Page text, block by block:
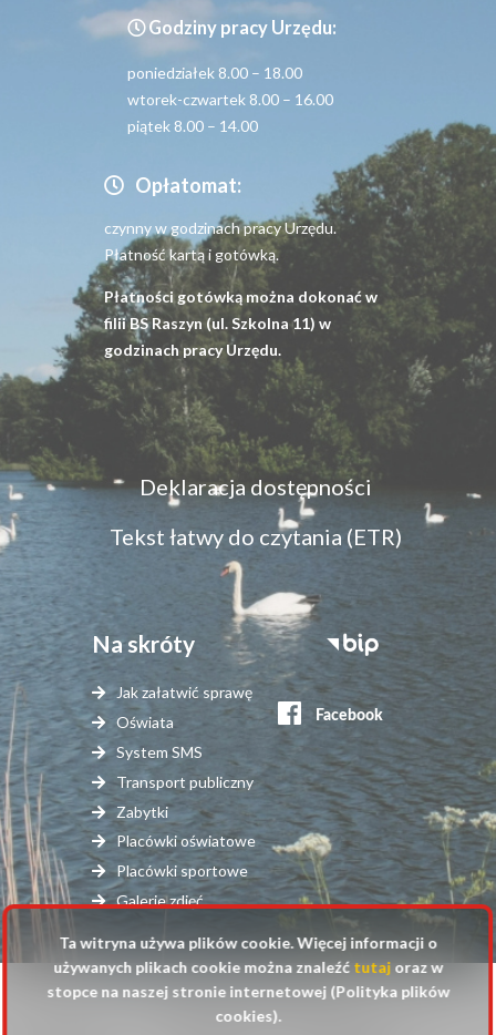
Godziny pracy Urzędu:
poniedziałek 8.00 – 18.00
wtorek-czwartek 8.00 – 16.00
piątek 8.00 – 14.00
Opłatomat:
czynny w godzinach pracy Urzędu.
Płatność kartą i gotówką.
Płatności gotówką można dokonać w
filii BS Raszyn (ul. Szkolna 11) w
godzinach pracy Urzędu.
Menu
dostępność
Deklaracja dostępności
Tekst łatwy do czytania (ETR)
Na skróty
Jak załatwić sprawę
Oświata
System SMS
Transport publiczny
Zabytki
Placówki oświatowe
Placówki sportowe
Galerie zdjęć
Stopka
serwisy
zewnętrzne
© 2025 Urząd Gminy Raszyn
Ta witryna używa plików cookie. Więcej informacji o
używanych plikach cookie można znaleźć tutajoraz w
stopce na naszej stronie internetowej (Polityka plików
cookies).